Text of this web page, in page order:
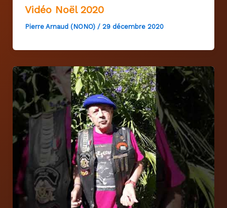
Vidéo Noël 2020
Pierre Arnaud (NONO) / 29 décembre 2020